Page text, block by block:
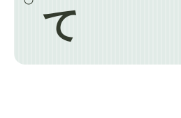
て